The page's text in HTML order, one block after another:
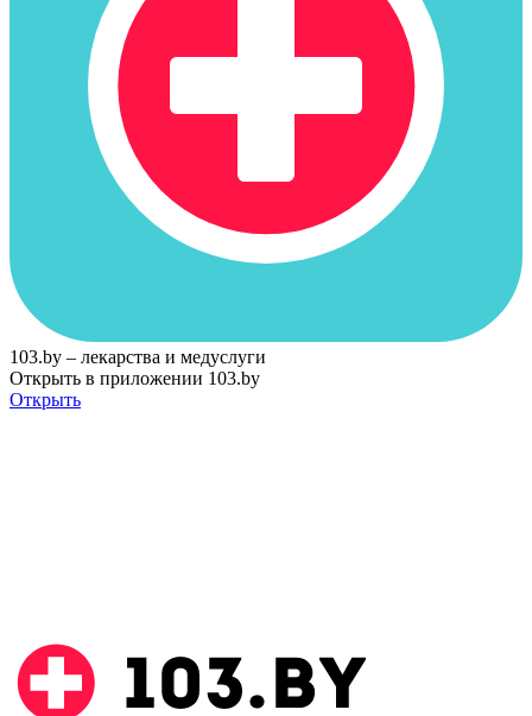
103.by – лекарства и медуслуги
Открыть в приложении 103.by
Открыть